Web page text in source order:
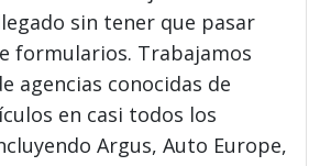
sin tener que pasar
formularios. Trabajamos
agencias conocidas de
en casi todos los
Argus, Auto Europe,